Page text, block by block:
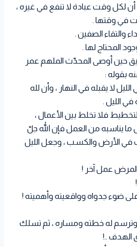
لكل وقت عبادة لا تنفع في غيره ،
في وقتها .
والتقاء الصفين .
المحتاج لها .
حين أوصى المحدّث الملهم عمر
بقوله :
لا يقبله في النهار ، وأن لله
في الليل .
فلا تخلط بين الأعمال ،
يناسبه من العمل فإن الله جلّ
في الأرض والكسب ، وجعل الليل
عمل آخر !
ضوء جدواه وواقعيته وأهميته !
له خطته ومساره ، ثم تسلك
الهدف ..!